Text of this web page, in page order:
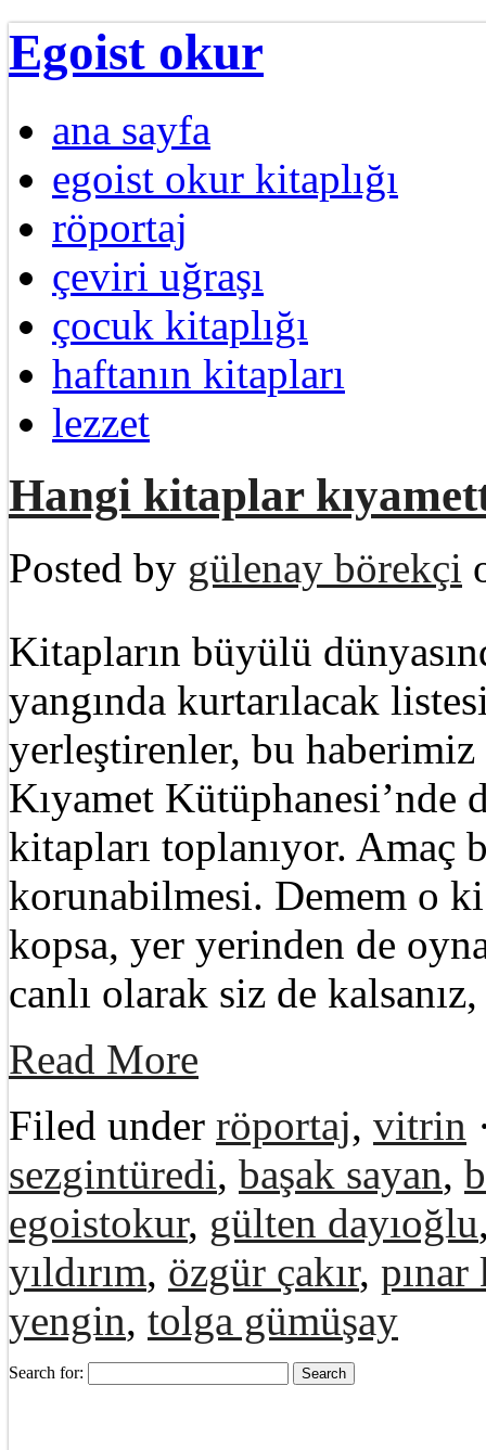
Egoist okur
ana sayfa
egoist okur kitaplığı
röportaj
çeviri uğraşı
çocuk kitaplığı
haftanın kitapları
lezzet
Hangi kitaplar
Posted by gülenay börekçi
Kitapların büyülü
yangında kurtarılacak
yerleştirenler, bu
Kıyamet Kütüphanesi’nde
kitapları toplanıyor. Amaç
korunabilmesi. Demem o ki
kopsa, yer yerinden de
canlı olarak siz de
Read More
Filed under röportaj, vitrin
sezgintüredi, başak sayan,
egoistokur, gülten dayıoğlu
yıldırım, özgür çakır, pınar
yengin, tolga gümüşay
Search for: